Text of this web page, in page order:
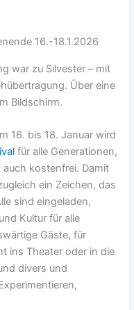
16.-18.1.2026
war zu Silvester – mit
Über eine
Bildschirm.
16. bis 18. Januar wird
für alle Generationen,
kostenfrei. Damit
ein Zeichen, das
sind eingeladen,
Kultur für alle
Gäste, für
ins Theater oder in die
divers und